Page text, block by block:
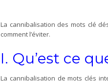
La cannibalisation des mots clé
comment l’éviter.
I. Qu’est ce
La cannibalisation de mots clés